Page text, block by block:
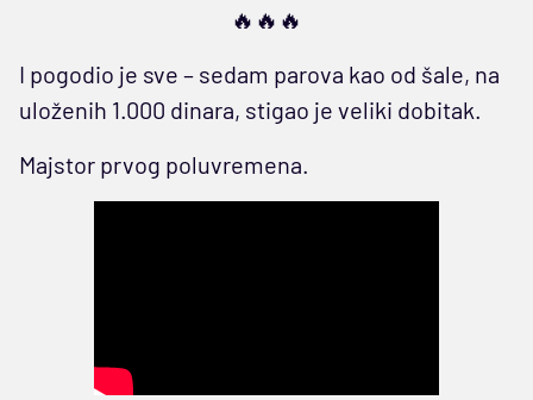
🔥🔥🔥
I pogodio je sve – sedam parova kao od šale, na
uloženih 1.000 dinara, stigao je veliki dobitak.
Majstor prvog poluvremena.